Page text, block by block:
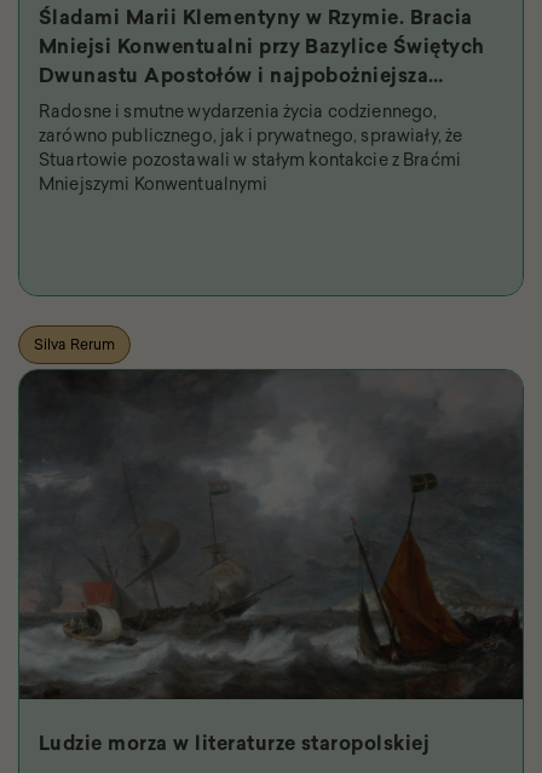
Śladami Marii Klementyny w Rzymie. Bracia
Mniejsi Konwentualni przy Bazylice Świętych
Dwunastu Apostołów i najpobożniejsza
królowa
Radosne i smutne wydarzenia życia codziennego,
zarówno publicznego, jak i prywatnego, sprawiały, że
Stuartowie pozostawali w stałym kontakcie z Braćmi
Mniejszymi Konwentualnymi
Silva Rerum
Ludzie morza w literaturze staropolskiej